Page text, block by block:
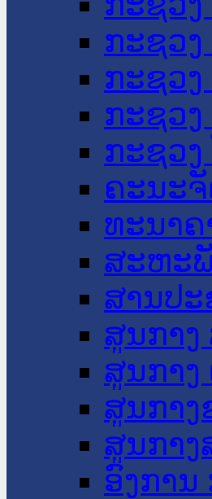
ກະຊວ
ກະຊວງ
ກະຊວ
ກະຊວງ
ຄະນະ
ທະນາ
ສະຫະ
ສານປ
ສູນກາ
ສູນກາງ
ສູນກາ
ສູນກາ
ອົງກາ